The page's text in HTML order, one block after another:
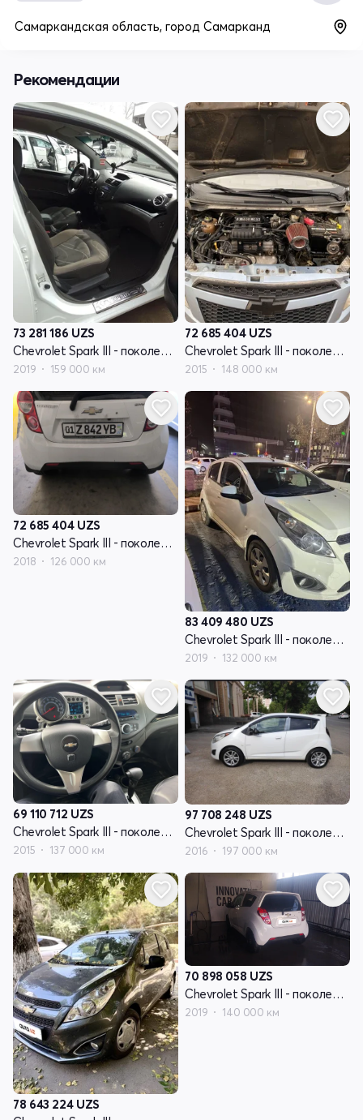
Самаркандская область, город Самарканд
Рекомендации
73 281 186 UZS
Chevrolet Spark III - поколение
2019 159 000 км
72 685 404 UZS
Chevrolet Spark III - поколение
2015 148 000 км
72 685 404 UZS
Chevrolet Spark III - поколение
2018 126 000 км
83 409 480 UZS
Chevrolet Spark III - поколение
2019 132 000 км
69 110 712 UZS
Chevrolet Spark III - поколение
2015 137 000 км
97 708 248 UZS
Chevrolet Spark III - поколение
2016 197 000 км
78 643 224 UZS
70 898 058 UZS
Chevrolet Spark III - поколение
2019 140 000 км